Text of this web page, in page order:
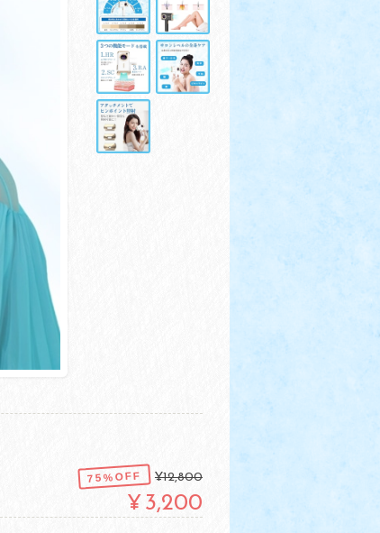
75%OFF ¥12,800
¥3,200